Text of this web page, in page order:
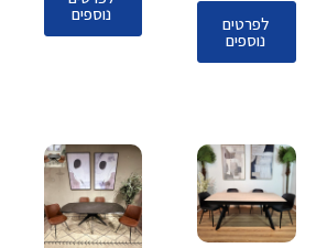
לפרטים
נוספים
נוספים